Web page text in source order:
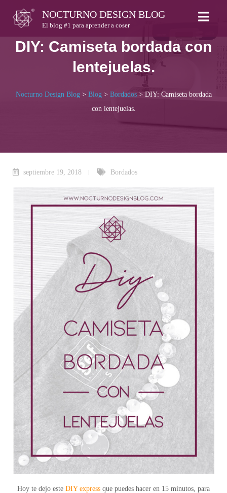
content
NOCTURNO DESIGN BLOG
El blog #1 para aprender a coser
DIY: Camiseta bordada con
lentejuelas.
Nocturno Design Blog> Blog> Bordados> DIY: Camiseta bordada
con lentejuelas.
septiembre 19, 2018 Bordados
Hoy te dejo este DIY express que puedes hacer en 15 minutos, para